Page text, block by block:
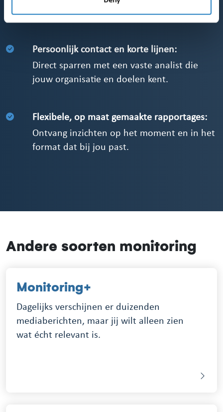
ontsnapt aan onze aandacht.
Persoonlijk contact en korte lijnen:
Direct sparren met een vaste analist die
jouw organisatie en doelen kent.
Flexibele, op maat gemaakte rapportages:
Ontvang inzichten op het moment en in het
format dat bij jou past.
Andere soorten monitoring
Monitoring+
Dagelijks verschijnen er duizenden
mediaberichten, maar jij wilt alleen zien
wat écht relevant is.